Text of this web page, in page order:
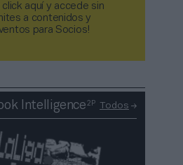
click aquí y accede sin
a contenidos y
para Socios!​​​​​​​
Intelligence2P Todos